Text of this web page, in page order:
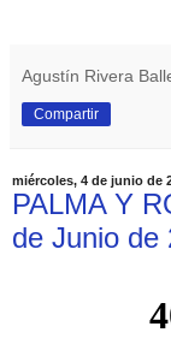
Agustín Rivera
Compartir
miércoles, 4 de junio de
PALMA Y
de Junio de